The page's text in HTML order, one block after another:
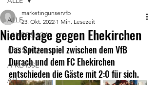
ALLE
LANDESLIGA
KREISLIGA
A-KLASSE
AH
Niederlage gegen Ehekirchen
marketingunservfb
23. Okt. 2022 1 Min. Lesezeit
Das Spitzenspiel zwischen dem VfB
Durach und dem FC Ehekirchen
entschieden die Gäste mit 2:0 für sich.